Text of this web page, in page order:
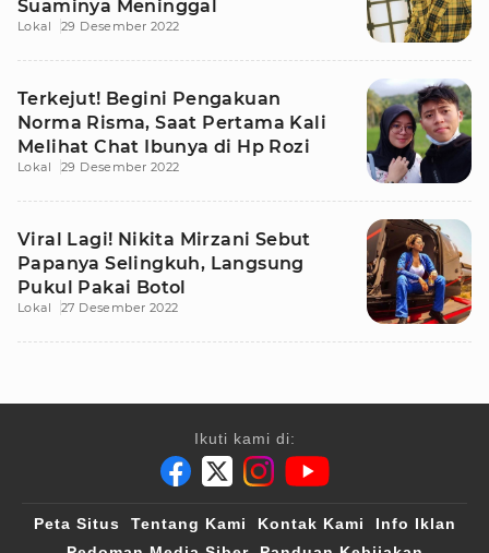
Suaminya Meninggal
Lokal 29 Desember 2022
Terkejut! Begini Pengakuan
Norma Risma, Saat Pertama Kali
Melihat Chat Ibunya di Hp Rozi
Lokal 29 Desember 2022
Viral Lagi! Nikita Mirzani Sebut
Papanya Selingkuh, Langsung
Pukul Pakai Botol
Lokal 27 Desember 2022
Ikuti kami di:
Peta Situs Tentang Kami Kontak Kami
Info Iklan